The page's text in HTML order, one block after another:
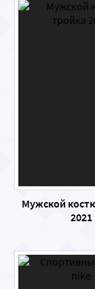
Мужской
2021